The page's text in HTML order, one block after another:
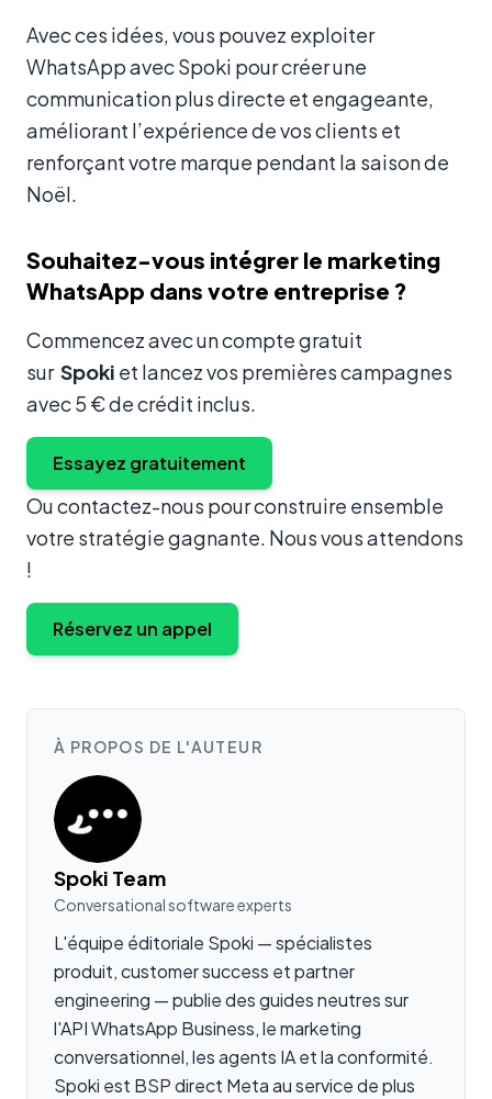
Avec ces idées, vous pouvez exploiter
WhatsApp avec Spoki pour créer une
communication plus directe et engageante,
améliorant l’expérience de vos clients et
renforçant votre marque pendant la saison de
Noël.
Souhaitez-vous intégrer le marketing
WhatsApp dans votre entreprise ?
Commencez avec un compte gratuit
sur Spoki et lancez vos premières campagnes
avec 5 € de crédit inclus.
Essayez gratuitement
Ou contactez-nous pour construire ensemble
votre stratégie gagnante. Nous vous attendons
!
Réservez un appel
À PROPOS DE L'AUTEUR
Spoki Team
Conversational software experts
L'équipe éditoriale Spoki — spécialistes
produit, customer success et partner
engineering — publie des guides neutres sur
l'API WhatsApp Business, le marketing
conversationnel, les agents IA et la conformité.
Spoki est BSP direct Meta au service de plus